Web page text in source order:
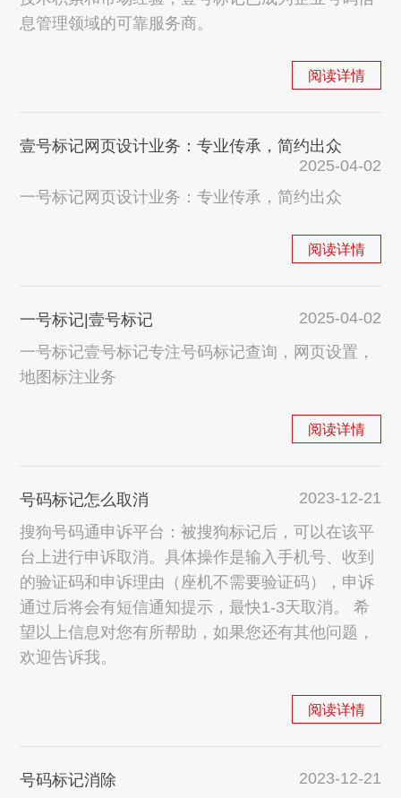
息管理领域的可靠服务商。
阅读详情
壹号标记网页设计业务：专业传承，简约出众
2025-04-02
一号标记网页设计业务：专业传承，简约出众
阅读详情
一号标记|壹号标记
2025-04-02
一号标记壹号标记专注号码标记查询，网页设置，
地图标注业务
阅读详情
号码标记怎么取消
2023-12-21
搜狗号码通申诉平台：被搜狗标记后，可以在该平
台上进行申诉取消。具体操作是输入手机号、收到
的验证码和申诉理由（座机不需要验证码），申诉
通过后将会有短信通知提示，最快1-3天取消。 希
望以上信息对您有所帮助，如果您还有其他问题，
欢迎告诉我。
阅读详情
号码标记消除
2023-12-21